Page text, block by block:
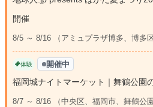
開催
8/5 ～ 8/16 （アミュプラザ博多、博多
体験 開催中
福岡城ナイトマーケット｜舞鶴公園
8/7 ～ 8/16 （中央区、福岡市、舞鶴公園